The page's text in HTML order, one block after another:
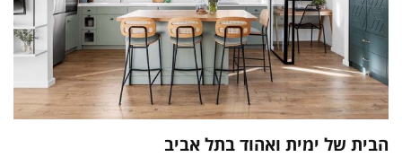
הבית של ימית ואהוד בתל אביב